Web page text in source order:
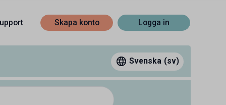
Skapa konto Logga in
Svenska (sv)